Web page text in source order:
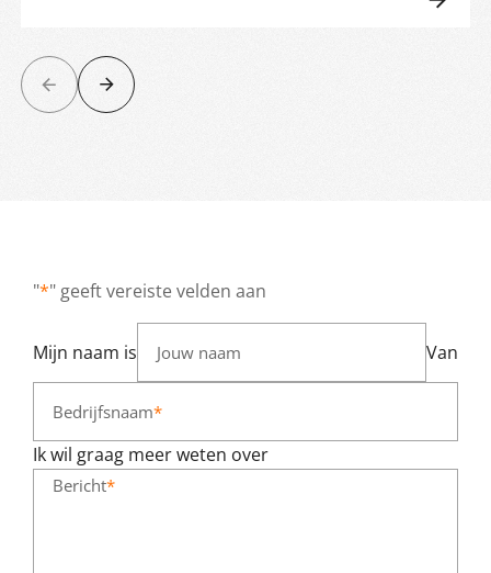
"*" geeft vereiste velden aan
Mijn naam is Jouw naam Van
Bedrijfsnaam*
Ik wil graag meer weten over
Bericht*